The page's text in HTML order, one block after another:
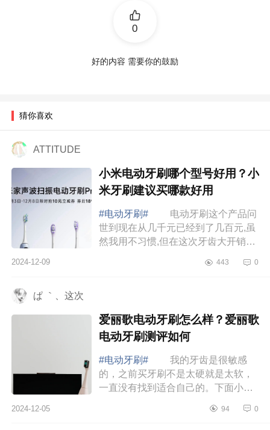
0
好的内容 需要你的鼓励
猜你喜欢
ATTITUDE
小米电动牙刷哪个型号好用？小
米牙刷建议买哪款好用
#电动牙刷#
电动牙刷这个产品问
世到现在从几千元已经到了几百元,虽
然我用不习惯,但在这次牙齿大开销之
振电动牙刷,价格只要100出头，下面
2024-12-09 443 0
ぱ ｀、这次
爱丽歌电动牙刷怎么样？爱丽歌
电动牙刷测评如何
#电动牙刷#
我的牙齿是很敏感
的，之前买牙刷不是太硬就是太软，
一直没有找到适合自己的。下面小编
样？爱丽歌电动牙刷测评如何 爱
2024-12-05 94 0